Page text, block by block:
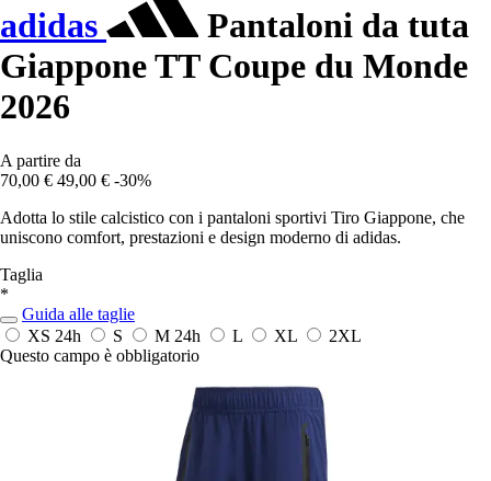
adidas
Pantaloni da tuta
Giappone TT Coupe du Monde
2026
A partire da
70,00 € 49,00 € -30%
Adotta lo stile calcistico con i pantaloni sportivi Tiro Giappone, che
uniscono comfort, prestazioni e design moderno di adidas.
Taglia
*
Guida alle taglie
XS 24h S M 24h L XL
2XL
Questo campo è obbligatorio